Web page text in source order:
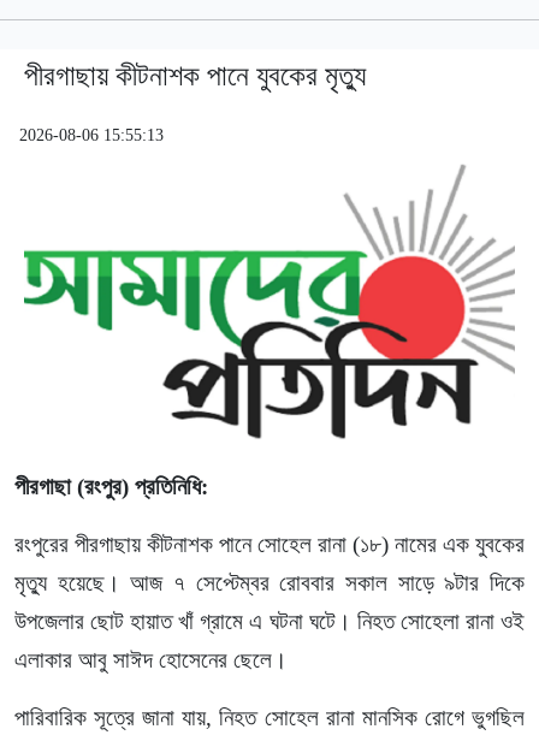
পীরগাছায় কীটনাশক পানে যুবকের মৃত্যু
2026-08-06 15:55:13
পীরগাছা (রংপুর) প্রতিনিধি:
রংপুরের পীরগাছায় কীটনাশক পানে সোহেল রানা (১৮) নামের এক যুবকের
মৃত্যু হয়েছে। আজ ৭ সেপ্টেম্বর রোববার সকাল সাড়ে ৯টার দিকে
উপজেলার ছোট হায়াত খাঁ গ্রামে এ ঘটনা ঘটে। নিহত সোহেলা রানা ওই
এলাকার আবু সাঈদ হোসেনের ছেলে।
পারিবারিক সূত্রে জানা যায়, নিহত সোহেল রানা মানসিক রোগে ভুগছিল